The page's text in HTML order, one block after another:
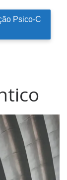
Psico-C